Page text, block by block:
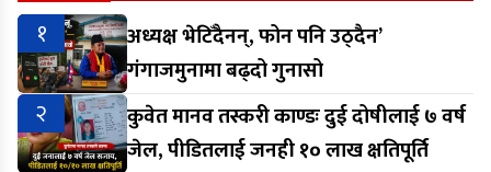
१
अध्यक्ष भेटिँदैनन्, फोन पनि उठ्दैन’
गंगाजमुनामा बढ्दो गुनासो
२
कुवेत मानव तस्करी काण्डः दुई दोषीलाई ७ वर्ष
जेल, पीडितलाई जनही १० लाख क्षतिपूर्ति